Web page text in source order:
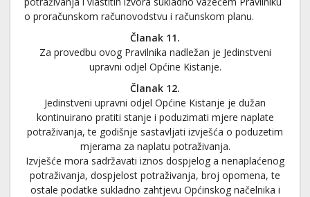
o proračunskom računovodstvu i računskom planu.
Članak 11.
Za provedbu ovog Pravilnika nadležan je Jedinstveni
upravni odjel Općine Kistanje.
Članak 12.
Jedinstveni upravni odjel Općine Kistanje je dužan
kontinuirano pratiti stanje i poduzimati mjere naplate
potraživanja, te godišnje sastavljati izvješća o poduzetim
mjerama za naplatu potraživanja.
Izvješće mora sadržavati iznos dospjelog a nenaplaćenog
potraživanja, dospjelost potraživanja, broj opomena, te
ostale podatke sukladno zahtjevu Općinskog načelnika i